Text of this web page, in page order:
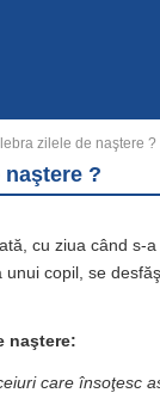
zilele de naştere ?
?
cu ziua când s-
copil, se
naştere:
care însoţesc